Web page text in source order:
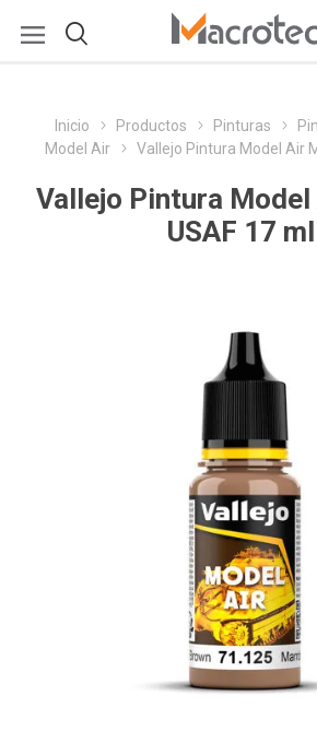
Inicio Productos Pinturas
Model Air
Vallejo Pintura Model Air
Vallejo Pintura
USAF 17